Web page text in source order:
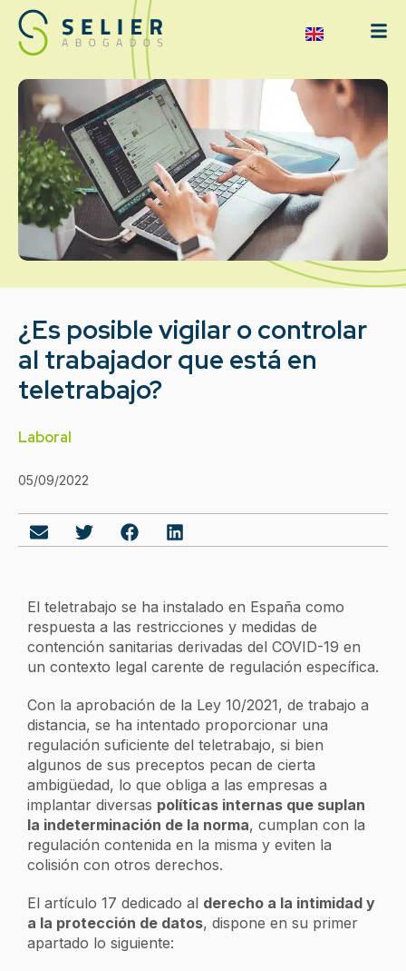
¿Es posible vigilar o controlar
al trabajador que está en
teletrabajo?
Laboral
05/09/2022
El teletrabajo se ha instalado en España como
respuesta a las restricciones y medidas de
contención sanitarias derivadas del COVID-19 en
un contexto legal carente de regulación específica.
Con la aprobación de la Ley 10/2021, de trabajo a
distancia, se ha intentado proporcionar una
regulación suficiente del teletrabajo, si bien
algunos de sus preceptos pecan de cierta
ambigüedad, lo que obliga a las empresas a
implantar diversas políticas internas que suplan
la indeterminación de la norma, cumplan con la
regulación contenida en la misma y eviten la
colisión con otros derechos.
El artículo 17 dedicado al derecho a la intimidad y
a la protección de datos, dispone en su primer
apartado lo siguiente: